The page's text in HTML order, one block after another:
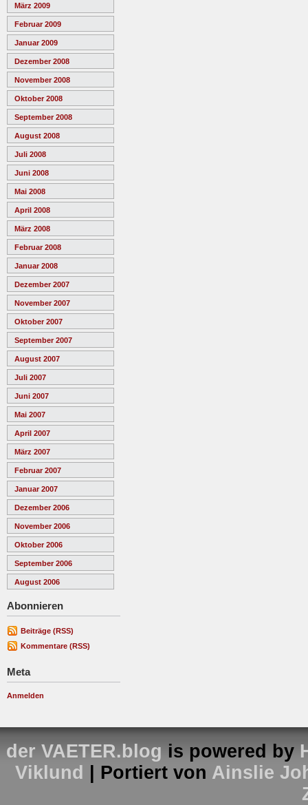
März 2009
Februar 2009
Januar 2009
Dezember 2008
November 2008
Oktober 2008
September 2008
August 2008
Juli 2008
Juni 2008
Mai 2008
April 2008
März 2008
Februar 2008
Januar 2008
Dezember 2007
November 2007
Oktober 2007
September 2007
August 2007
Juli 2007
Juni 2007
Mai 2007
April 2007
März 2007
Februar 2007
Januar 2007
Dezember 2006
November 2006
Oktober 2006
September 2006
August 2006
Abonnieren
Beiträge (RSS)
Kommentare (RSS)
Meta
Anmelden
der VAETER.blog is powered by
Viklund
| Portiert von Ainslie